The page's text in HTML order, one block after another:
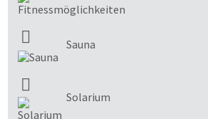
Sauna
Solarium